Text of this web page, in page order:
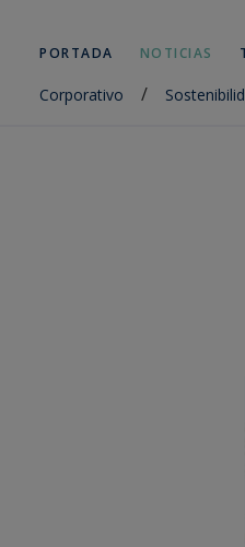
PORTADA NOTICIAS
Corporativo /